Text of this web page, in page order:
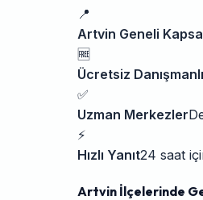
📍
Artvin Geneli
🆓
Ücretsiz
✅
Uzman Merkezler
⚡
Hızlı Yanıt24 saat
Artvin İlçelerinde